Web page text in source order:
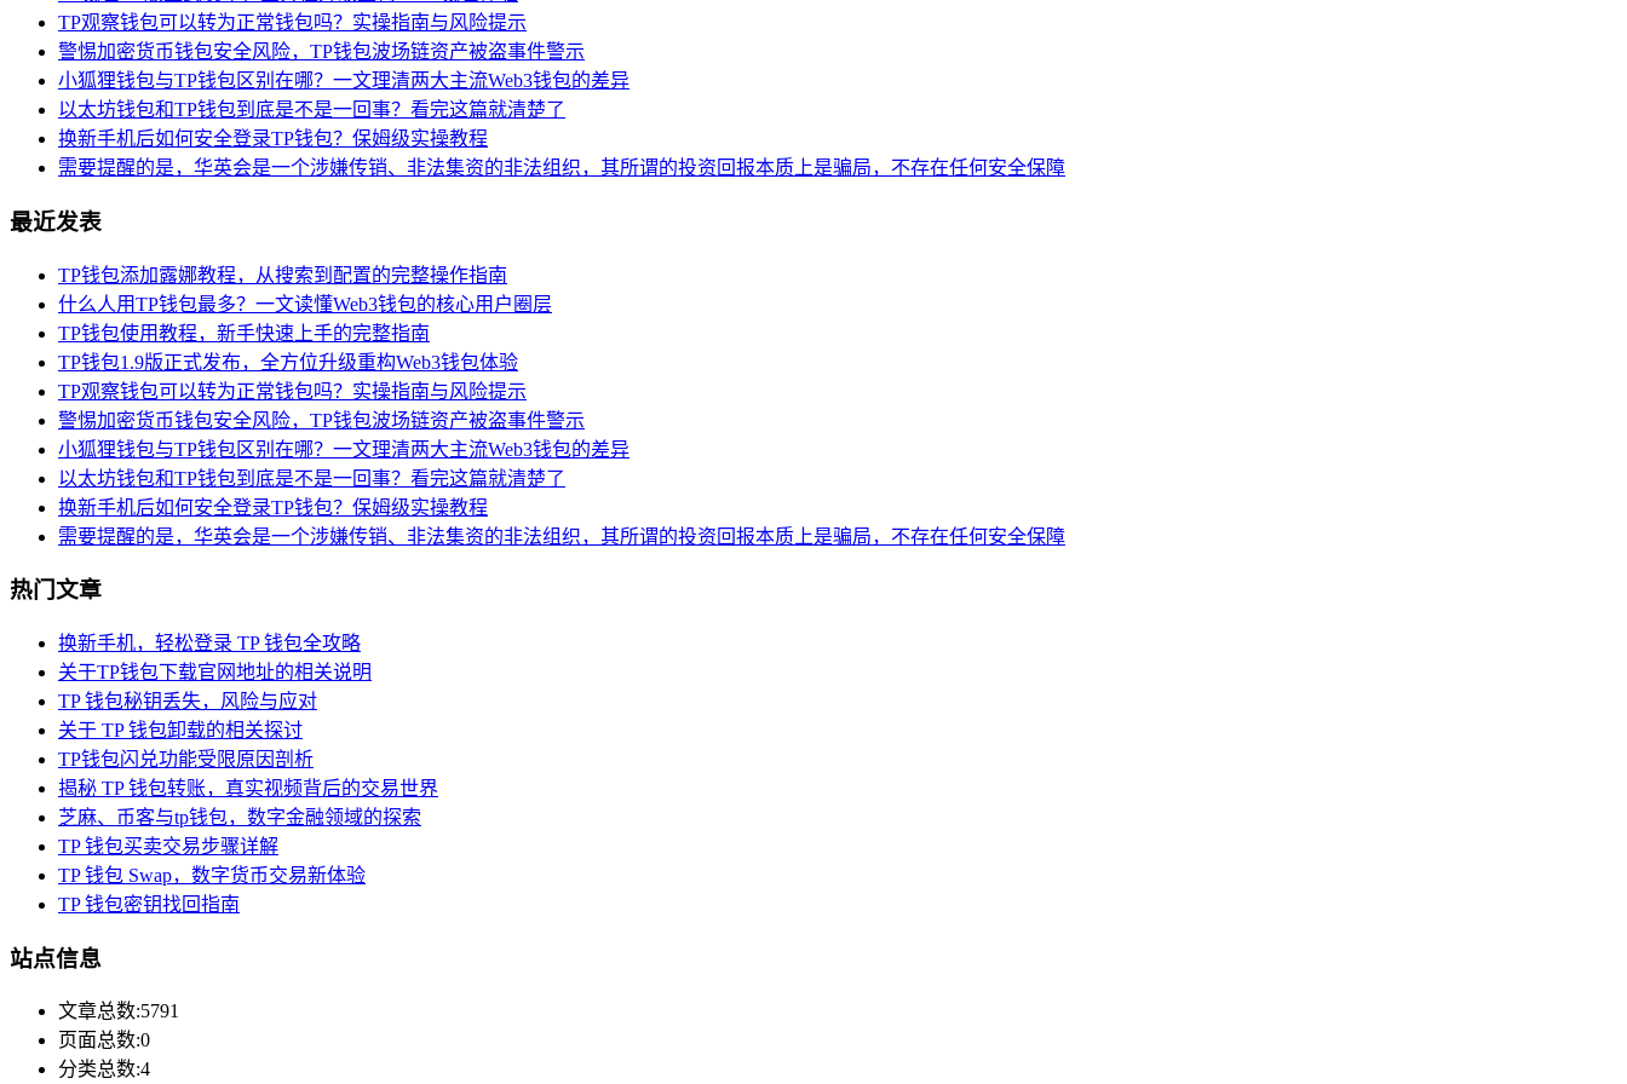
TP观察钱包可以转为正常钱包吗？实操指南与风险提示
警惕加密货币钱包安全风险，TP钱包波场链资产被盗事件警示
小狐狸钱包与TP钱包区别在哪？一文理清两大主流Web3钱包的差异
以太坊钱包和TP钱包到底是不是一回事？看完这篇就清楚了
换新手机后如何安全登录TP钱包？保姆级实操教程
需要提醒的是，华英会是一个涉嫌传销、非法集资的非法组织，其所谓的投资回报本质上是骗局，不存在任何安全保障
最近发表
TP钱包添加露娜教程，从搜索到配置的完整操作指南
什么人用TP钱包最多？一文读懂Web3钱包的核心用户圈层
TP钱包使用教程，新手快速上手的完整指南
TP钱包1.9版正式发布，全方位升级重构Web3钱包体验
TP观察钱包可以转为正常钱包吗？实操指南与风险提示
警惕加密货币钱包安全风险，TP钱包波场链资产被盗事件警示
小狐狸钱包与TP钱包区别在哪？一文理清两大主流Web3钱包的差异
以太坊钱包和TP钱包到底是不是一回事？看完这篇就清楚了
换新手机后如何安全登录TP钱包？保姆级实操教程
需要提醒的是，华英会是一个涉嫌传销、非法集资的非法组织，其所谓的投资回报本质上是骗局，不存在任何安全保障
热门文章
换新手机，轻松登录 TP 钱包全攻略
关于TP钱包下载官网地址的相关说明
TP 钱包秘钥丢失，风险与应对
关于 TP 钱包卸载的相关探讨
TP钱包闪兑功能受限原因剖析
揭秘 TP 钱包转账，真实视频背后的交易世界
芝麻、币客与tp钱包，数字金融领域的探索
TP 钱包买卖交易步骤详解
TP 钱包 Swap，数字货币交易新体验
TP 钱包密钥找回指南
站点信息
文章总数:5791
页面总数:0
分类总数:4